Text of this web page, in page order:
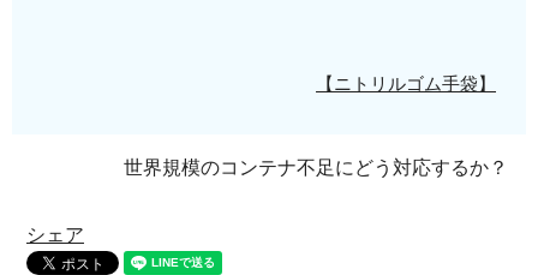
【ニトリルゴム手袋】
世界規模のコンテナ不足にどう対応するか？
シェア